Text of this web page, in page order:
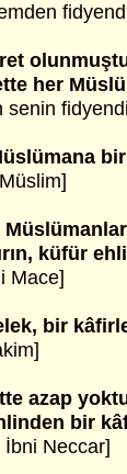
her
senin
küfür
Mace]
bir
azap
bir
İbni Neccar]